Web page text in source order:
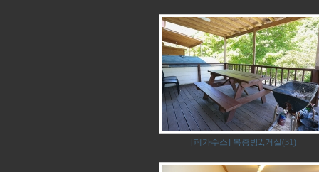
[페가수스] 복층방2,거실(31)